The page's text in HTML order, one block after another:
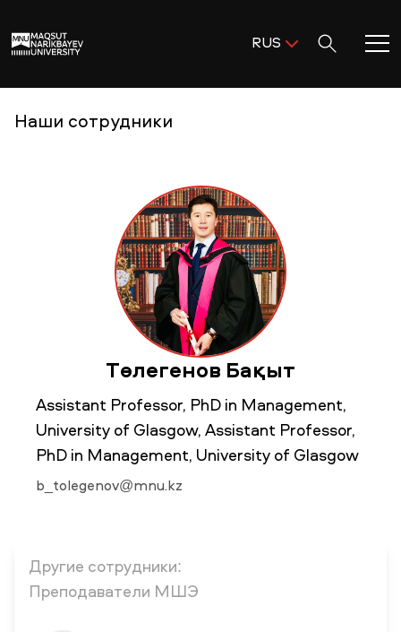
RUS
Главная
Академическая деятельность
Исследования и наука
Поступление и помощь
Жизнь в MNU
НОВОСТИСМИ О НАСВАКАНСИИ СОТРУДНИКАМ ВЫПУСКНИКАМ
ENDOWMENT
Наши сотрудники
Төлегенов Бақыт
Assistant Professor, PhD in Management,
University of Glasgow, Assistant Professor,
PhD in Management, University of Glasgow
b_tolegenov@mnu.kz
Другие сотрудники:
Преподаватели МШЭ